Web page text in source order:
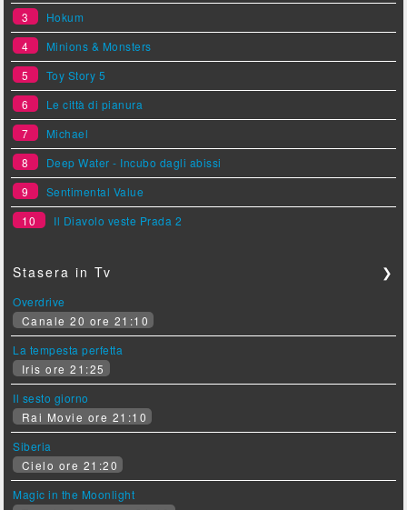
3
Hokum
4
Minions & Monsters
5
Toy Story 5
6
Le città di pianura
7
Michael
8
Deep Water - Incubo dagli abissi
9
Sentimental Value
10
Il Diavolo veste Prada 2
Stasera in Tv ❯
Overdrive
Canale 20 ore 21:10
La tempesta perfetta
Iris ore 21:25
Il sesto giorno
Rai Movie ore 21:10
Siberia
Cielo ore 21:20
Magic in the Moonlight